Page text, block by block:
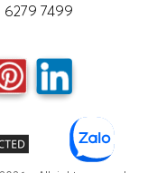
6279 7499